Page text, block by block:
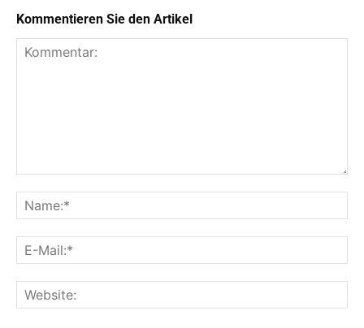
Kommentieren Sie den Artikel